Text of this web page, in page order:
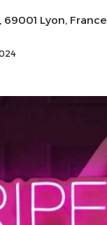
69001 Lyon, France